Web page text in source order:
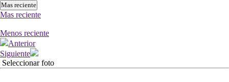
Mas reciente
Mas reciente
Menos reciente
Anterior
Siguiente
Seleccionar foto